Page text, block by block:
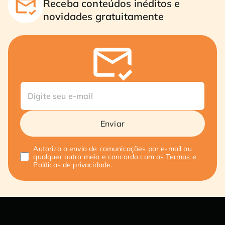
Receba conteúdos inéditos e
novidades gratuitamente
Enviar
Autorizo o envio de comunicações por e-mail ou
qualquer outro meio e concordo com osTermos e
Políticas de privacidade.